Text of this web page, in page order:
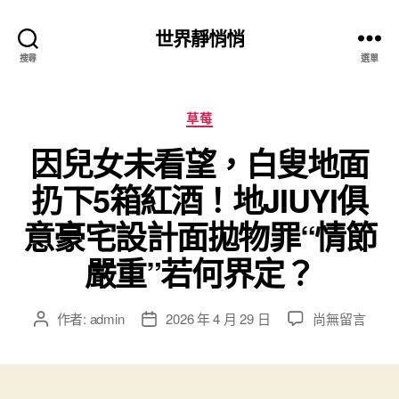
搜尋
世界靜悄悄
選單
分
類
草莓
因兒女未看望，白叟地面
扔下5箱紅酒！地JIUYI俱
意豪宅設計面拋物罪“情節
嚴重”若何界定？
文 作者: admin
文 2026 年 4 月 29 日
在
尚無留言